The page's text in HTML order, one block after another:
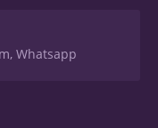
Whatsapp